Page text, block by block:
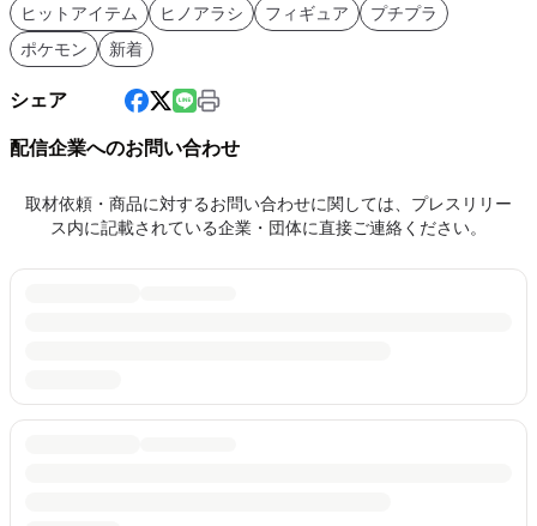
ヒットアイテム
ヒノアラシ フィギュア
プチプラ
ポケモン
新着
シェア
配信企業へのお問い合わせ
取材依頼・商品に対するお問い合わせに関しては、プレスリリー
ス内に記載されている企業・団体に直接ご連絡ください。